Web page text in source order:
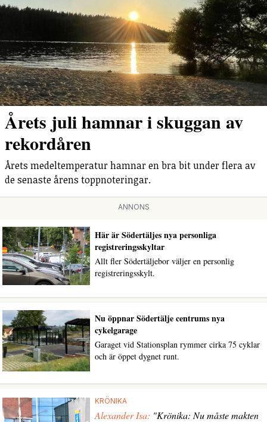
Årets juli hamnar i skuggan av
rekordåren
Årets medeltemperatur hamnar en bra bit under flera av
de senaste årens toppnoteringar.
ANNONS
Här är Södertäljes nya personliga
registreringsskyltar
Allt fler Södertäljebor väljer en personlig
registreringsskylt.
Nu öppnar Södertälje centrums nya
cykelgarage
Garaget vid Stationsplan rymmer cirka 75 cyklar
och är öppet dygnet runt.
KRÖNIKA
Alexander Isa: "Krönika: Nu måste makten